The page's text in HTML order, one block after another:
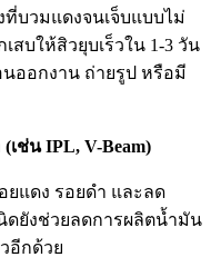
ที่บวมแดงจนเจ็บแบบไม่
สบให้สิวยุบเร็วใน 1-3 วัน
ออกงาน ถ่ายรูป หรือมี
เช่น IPL, V-Beam)
ยแดง รอยดำ และลด
ดยังช่วยลดการผลิตน้ำมัน
อีกด้วย